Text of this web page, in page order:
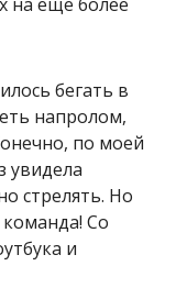
бегать в
напролом,
по моей
увидела
стрелять. Но
Со
и